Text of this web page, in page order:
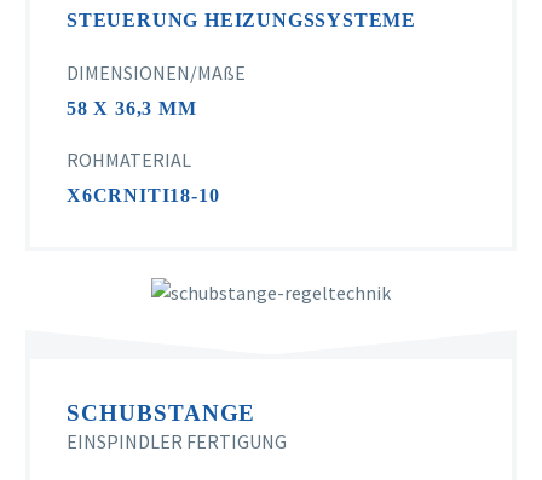
STEUERUNG HEIZUNGSSYSTEME
DIMENSIONEN/MAßE
58 X 36,3 MM
ROHMATERIAL
X6CRNITI18-10
SCHUBSTANGE
EINSPINDLER FERTIGUNG